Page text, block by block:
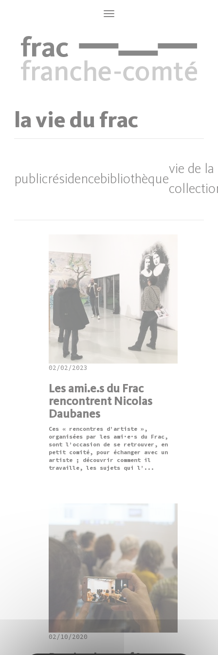
Toggle
navigation
la vie du frac
publicrésidencebibliothèque
vie de la
02/02/2023
Les ami.e.s du Frac
rencontrent Nicolas
Daubanes
Ces « rencontres d’artiste »,
organisées par les ami·e·s du Frac,
sont l’occasion de se retrouver, en
petit comité, pour échanger avec un
artiste ; découvrir comment il
travaille, les sujets qui l’...
02/10/2020